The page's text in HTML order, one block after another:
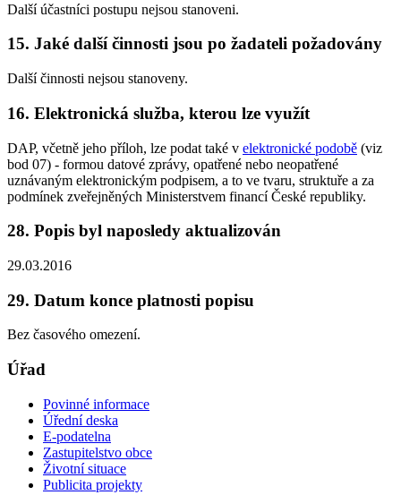
Další účastníci postupu nejsou stanoveni.
15. Jaké další činnosti jsou po žadateli požadovány
Další činnosti nejsou stanoveny.
16. Elektronická služba, kterou lze využít
DAP, včetně jeho příloh, lze podat také v elektronické podobě (viz
bod 07) - formou datové zprávy, opatřené nebo neopatřené
uznávaným elektronickým podpisem, a to ve tvaru, struktuře a za
podmínek zveřejněných Ministerstvem financí České republiky.
28. Popis byl naposledy aktualizován
29.03.2016
29. Datum konce platnosti popisu
Bez časového omezení.
Úřad
Povinné informace
Úřední deska
E-podatelna
Zastupitelstvo obce
Životní situace
Publicita projekty